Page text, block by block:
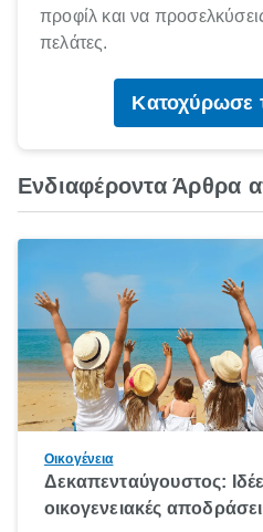
προφίλ και να
πελάτες.
Κατοχύρωσε
Ενδιαφέροντα Άρθρα
Οικογένεια
Δεκαπενταύγουστος:
οικογενειακές